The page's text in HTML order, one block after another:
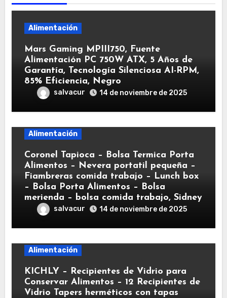
Alimentación
Mars Gaming MPIII750, Fuente
Alimentación PC 750W ATX, 5 Años de
Garantía, Tecnología Silenciosa AI-RPM,
85% Eficiencia, Negro
salvacur 14 de noviembre de 2025
Alimentación
Coronel Tapioca – Bolsa Termica Porta
Alimentos – Nevera portatil pequeña –
Fiambreras comida trabajo – Lunch box
– Bolsa Porta Alimentos – Bolsa
merienda – bolsa comida trabajo, Sidney
salvacur 14 de noviembre de 2025
Alimentación
KICHLY – Recipientes de Vidrio para
Conservar Alimentos – 12 Recipientes de
Vidrio Tapers herméticos con tapas